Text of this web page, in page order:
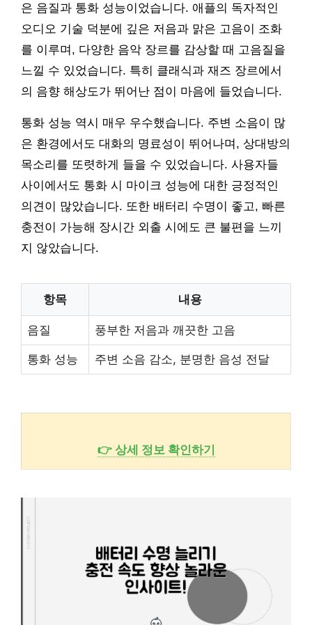
은 음질과 통화 성능이었습니다. 애플의 독자적인
오디오 기술 덕분에 깊은 저음과 맑은 고음이 조화
를 이루며, 다양한 음악 장르를 감상할 때 고음질을
느낄 수 있었습니다. 특히 클래식과 재즈 장르에서
의 음향 해상도가 뛰어난 점이 마음에 들었습니다.
통화 성능 역시 매우 우수했습니다. 주변 소음이 많
은 환경에서도 대화의 명료성이 뛰어나며, 상대방의
목소리를 또렷하게 들을 수 있었습니다. 사용자들
사이에서도 통화 시 마이크 성능에 대한 긍정적인
의견이 많았습니다. 또한 배터리 수명이 좋고, 빠른
충전이 가능해 장시간 외출 시에도 큰 불편을 느끼
지 않았습니다.
항목 내용
음질 풍부한 저음과 깨끗한 고음
통화 성능 주변 소음 감소, 분명한 음성 전달
👉 상세 정보 확인하기